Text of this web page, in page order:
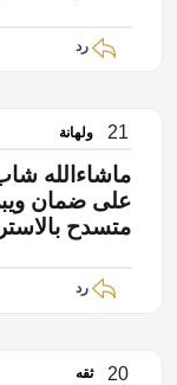
رد
21 ولهانة
ماشاءالله
على ضمان
متسدح
رد
20 ثقه